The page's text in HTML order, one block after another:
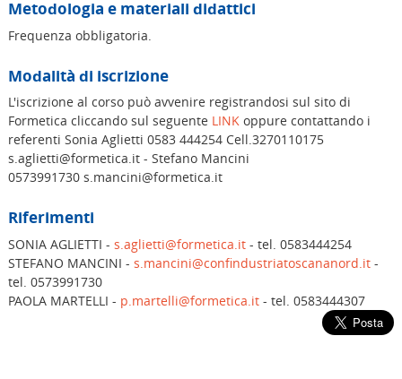
Metodologia e materiali didattici
Frequenza obbligatoria.
Modalità di iscrizione
L'iscrizione al corso può avvenire registrandosi sul sito di
Formetica cliccando sul seguente LINKoppure contattando i
referenti Sonia Aglietti 0583 444254 Cell.3270110175
s.aglietti@formetica.it - Stefano Mancini
0573991730 s.mancini@formetica.it
Riferimenti
SONIA AGLIETTI - s.aglietti@formetica.it- tel. 0583444254
STEFANO MANCINI - s.mancini@confindustriatoscananord.it-
tel. 0573991730
PAOLA MARTELLI - p.martelli@formetica.it- tel. 0583444307